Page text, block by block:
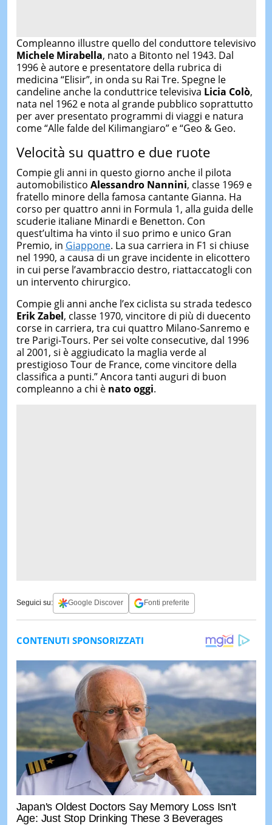
Compleanno illustre quello del conduttore televisivo
Michele Mirabella, nato a Bitonto nel 1943. Dal
1996 è autore e presentatore della rubrica di
medicina “Elisir”, in onda su Rai Tre. Spegne le
candeline anche la conduttrice televisiva Licia Colò,
nata nel 1962 e nota al grande pubblico soprattutto
per aver presentato programmi di viaggi e natura
come “Alle falde del Kilimangiaro” e “Geo & Geo.
Velocità su quattro e due ruote
Compie gli anni in questo giorno anche il pilota
automobilistico Alessandro Nannini, classe 1969 e
fratello minore della famosa cantante Gianna. Ha
corso per quattro anni in Formula 1, alla guida delle
scuderie italiane Minardi e Benetton. Con
quest’ultima ha vinto il suo primo e unico Gran
Premio, in Giappone. La sua carriera in F1 si chiuse
nel 1990, a causa di un grave incidente in elicottero
in cui perse l’avambraccio destro, riattaccatogli con
un intervento chirurgico.
Compie gli anni anche l’ex ciclista su strada tedesco
Erik Zabel, classe 1970, vincitore di più di duecento
corse in carriera, tra cui quattro Milano-Sanremo e
tre Parigi-Tours. Per sei volte consecutive, dal 1996
al 2001, si è aggiudicato la maglia verde al
prestigioso Tour de France, come vincitore della
classifica a punti.” Ancora tanti auguri di buon
compleanno a chi è nato oggi.
Seguici su: Google Discover Fonti preferite